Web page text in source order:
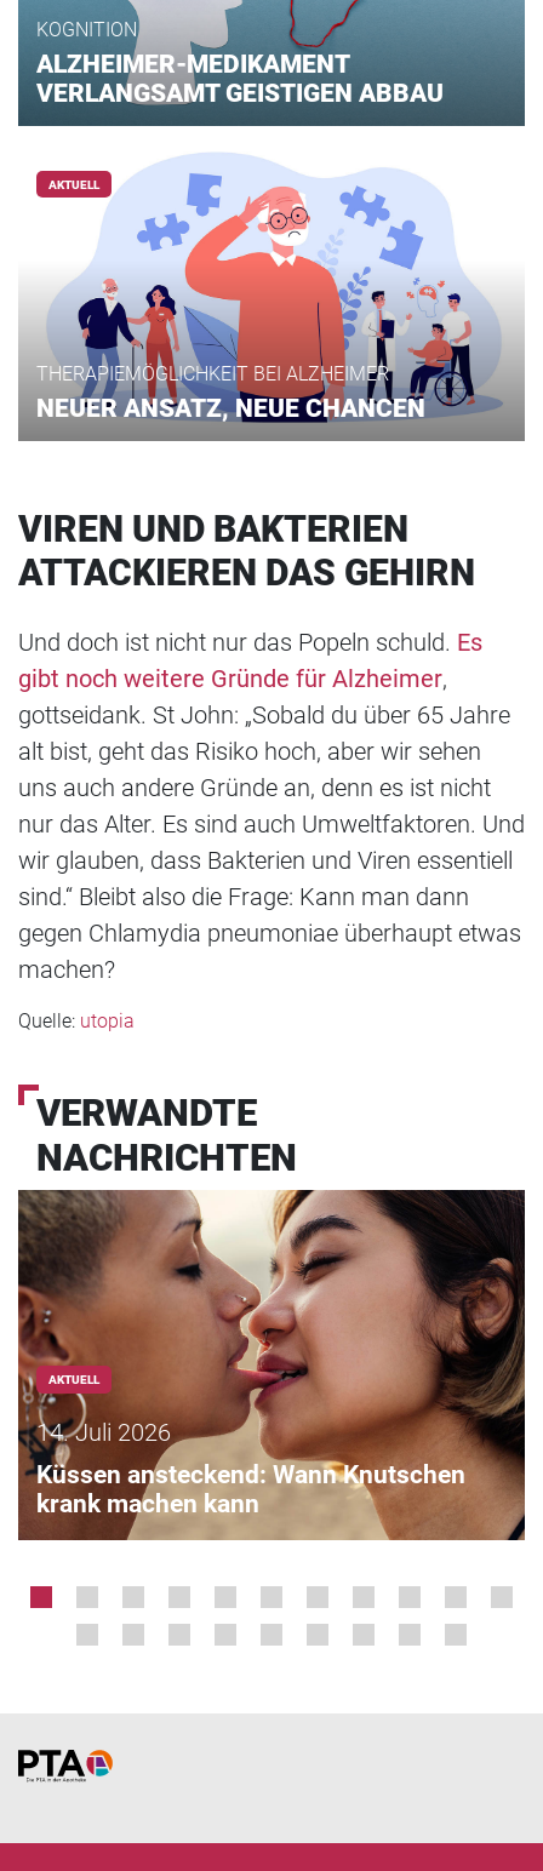
KOGNITION
ALZHEIMER-MEDIKAMENT
VERLANGSAMT GEISTIGEN ABBAU
AKTUELL
THERAPIEMÖGLICHKEIT BEI ALZHEIMER
NEUER ANSATZ, NEUE CHANCEN
VIREN UND BAKTERIEN
ATTACKIEREN DAS GEHIRN
Und doch ist nicht nur das Popeln schuld. Es
gibt noch weitere Gründe für Alzheimer,
gottseidank. St John: „Sobald du über 65 Jahre
alt bist, geht das Risiko hoch, aber wir sehen
uns auch andere Gründe an, denn es ist nicht
nur das Alter. Es sind auch Umweltfaktoren. Und
wir glauben, dass Bakterien und Viren essentiell
sind.“ Bleibt also die Frage: Kann man dann
gegen Chlamydia pneumoniae überhaupt etwas
machen?
Quelle: utopia
VERWANDTE
NACHRICHTEN
AKTUELL
14. Juli 2026
Küssen ansteckend: Wann Knutschen
krank machen kann
Home